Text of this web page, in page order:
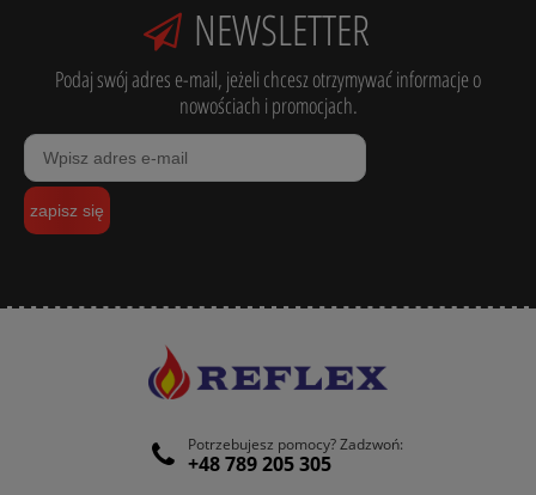
NEWSLETTER
Podaj swój adres e-mail, jeżeli chcesz otrzymywać informacje o
nowościach i promocjach.
zapisz się
Potrzebujesz pomocy? Zadzwoń:
+48 789 205 305